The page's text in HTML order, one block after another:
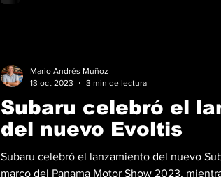
Subaru celebró el
del nuevo Evoltis
Subaru celebró el lanzamiento del nuevo
marco del Panama Motor Show 2023,
Mario Andrés Muñoz
13 oct 2023
3 min de lectura